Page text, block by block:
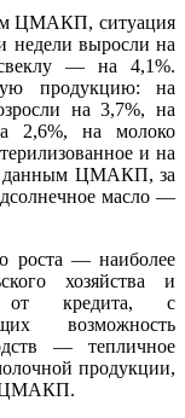
ЦМАКП, ситуация
недели выросли на
— на 4,1%.
продукцию: на
на 3,7%, на
на молоко
и на
данным ЦМАКП, за
масло —
роста — наиболее
хозяйства и
от кредита, с
возможность
— тепличное
продукции,
ЦМАКП.